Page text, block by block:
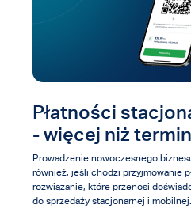
Płatności
- więcej niż
Prowadzenie nowoczesnego
również, jeśli chodzi przyjmowanie
rozwiązanie, które przenosi
do sprzedaży stacjonarnej i